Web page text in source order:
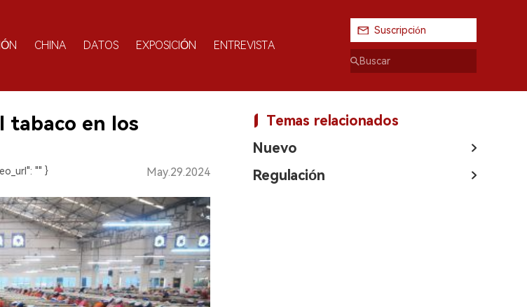
CHINA DATOS EXPOSICIÓN ENTREVISTA
Suscripción
tabaco en los
"" } May.29.2024
Temas relacionados
Nuevo
Regulación